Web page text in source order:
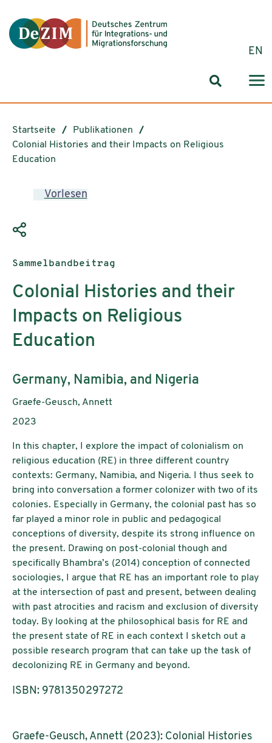
EN
Startseite
Publikationen
Colonial Histories and their Impacts on Religious
Education
Vorlesen
Publikationstyp:
Sammelbandbeitrag
Colonial Histories and their
Impacts on Religious
Education
Untertitel:
Germany, Namibia, and Nigeria
AutorInnen:
Graefe-Geusch, Annett
Publikationsjahr:
2023
In this chapter, I explore the impact of colonialism on
religious education (RE) in three different country
contexts: Germany, Namibia, and Nigeria. I thus seek to
bring into conversation a former colonizer with two of its
colonies. Especially in Germany, the colonial past has so
far played a minor role in public and pedagogical
conceptions of diversity, despite its strong influence on
the present. Drawing on post-colonial though and
specifically Bhambra’s (2014) conception of connected
sociologies, I argue that RE has an important role to play
at the intersection of past and present, between dealing
with past atrocities and racism and exclusion of diversity
today. By looking at the philosophical basis for RE and
the present state of RE in each context I sketch out a
possible research program that can take up the task of
decolonizing RE in Germany and beyond.
ISBN: 9781350297272
Graefe-Geusch, Annett (2023): Colonial Histories